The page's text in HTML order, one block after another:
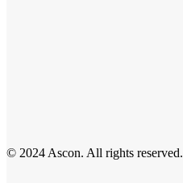
© 2024 Ascon. All rights reserved.